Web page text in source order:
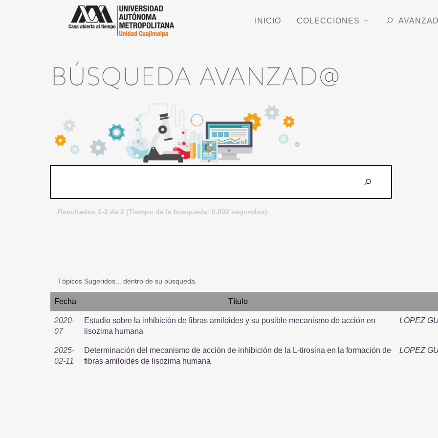
INICIO COLECCIONES
Resultados 1-2 de 2 (Tiempo de la busqueda: 0.002 segundos).
Tópicos Sugeridos... dentro de su búsqueda.
Fecha Título
2020-
07
Estudio sobre la inhibición de fibras amiloides y su posible mecanismo de acción en
lisozima humana
LOPEZ
2025-
02-11
Determinación del mecanismo de acción de inhibición de la L-tirosina en la formación de
fibras amiloides de lisozima humana
LOPEZ